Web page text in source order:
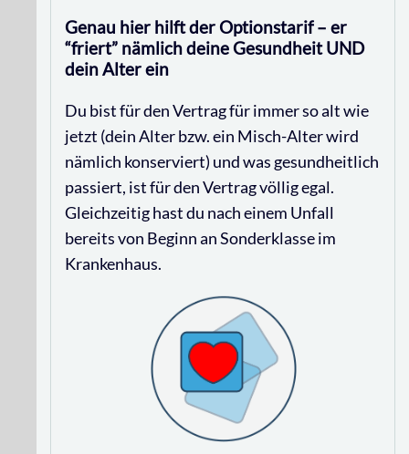
Genau hier hilft der Optionstarif – er
“friert” nämlich deine Gesundheit UND
dein Alter ein
Du bist für den Vertrag für immer so alt wie
jetzt (dein Alter bzw. ein Misch-Alter wird
nämlich konserviert) und was gesundheitlich
passiert, ist für den Vertrag völlig egal.
Gleichzeitig hast du nach einem Unfall
bereits von Beginn an Sonderklasse im
Krankenhaus.